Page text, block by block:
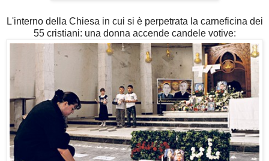
L'interno della Chiesa in cui si è perpetrata la carneficina dei
55 cristiani: una donna accende candele votive: